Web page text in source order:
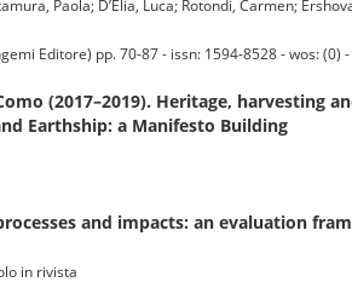
Paola; D’Elia, Luca; Rotondi, Carmen;
Editore) pp. 70-87 - issn: 1594-8528 - wos: (0)
(2017–2019). Heritage, harvesting
Earthship: a Manifesto Building
and impacts: an evaluation
in rivista